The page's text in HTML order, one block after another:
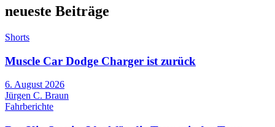
neueste Beiträge
Shorts
Muscle Car Dodge Charger ist zurück
6. August 2026
Jürgen C. Braun
Fahrberichte